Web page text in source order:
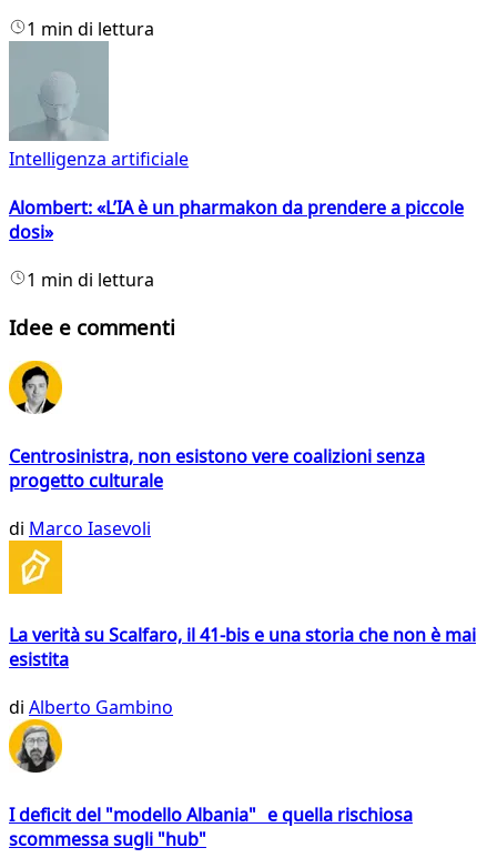
1 min di lettura
Intelligenza artificiale
Alombert: «L’IA è un pharmakon da prendere a piccole
dosi»
1 min di lettura
Idee e commenti
Centrosinistra, non esistono vere coalizioni senza
progetto culturale
di Marco Iasevoli
La verità su Scalfaro, il 41-bis e una storia che non è mai
esistita
di Alberto Gambino
I deficit del "modello Albania" e quella rischiosa
scommessa sugli "hub"